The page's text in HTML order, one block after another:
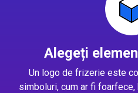
Alegeți
Un logo de frizerie este
simboluri, cum ar fi